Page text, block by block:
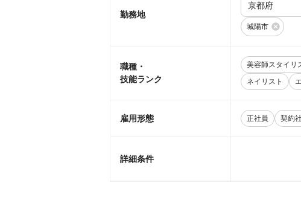
勤務地
城陽市
職種・
技能ランク
美容師スタイリ
ネイリスト
雇用形態 正社員 契約
詳細条件